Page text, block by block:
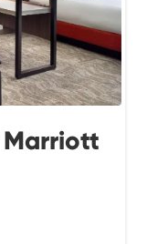
Marriott